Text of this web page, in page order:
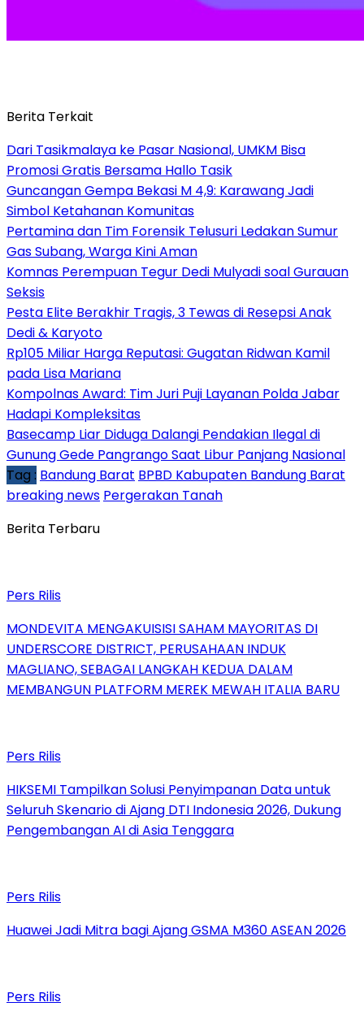
Berita Terkait
Dari Tasikmalaya ke Pasar Nasional, UMKM Bisa
Promosi Gratis Bersama Hallo Tasik
Guncangan Gempa Bekasi M 4,9: Karawang Jadi
Simbol Ketahanan Komunitas
Pertamina dan Tim Forensik Telusuri Ledakan Sumur
Gas Subang, Warga Kini Aman
Komnas Perempuan Tegur Dedi Mulyadi soal Gurauan
Seksis
Pesta Elite Berakhir Tragis, 3 Tewas di Resepsi Anak
Dedi & Karyoto
Rp105 Miliar Harga Reputasi: Gugatan Ridwan Kamil
pada Lisa Mariana
Kompolnas Award: Tim Juri Puji Layanan Polda Jabar
Hadapi Kompleksitas
Basecamp Liar Diduga Dalangi Pendakian Ilegal di
Gunung Gede Pangrango Saat Libur Panjang Nasional
Tag : Bandung Barat BPBD Kabupaten Bandung Barat
breaking news Pergerakan Tanah
Berita Terbaru
Pers Rilis
MONDEVITA MENGAKUISISI SAHAM MAYORITAS DI
UNDERSCORE DISTRICT, PERUSAHAAN INDUK
MAGLIANO, SEBAGAI LANGKAH KEDUA DALAM
MEMBANGUN PLATFORM MEREK MEWAH ITALIA BARU
Pers Rilis
HIKSEMI Tampilkan Solusi Penyimpanan Data untuk
Seluruh Skenario di Ajang DTI Indonesia 2026, Dukung
Pengembangan AI di Asia Tenggara
Pers Rilis
Huawei Jadi Mitra bagi Ajang GSMA M360 ASEAN 2026
Pers Rilis